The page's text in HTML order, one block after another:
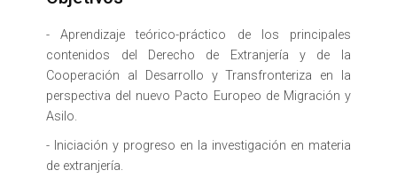
- Aprendizaje teórico-práctico de los principales
contenidos del Derecho de Extranjería y de la
Cooperación al Desarrollo y Transfronteriza en la
perspectiva del nuevo Pacto Europeo de Migración y
Asilo.
- Iniciación y progreso en la investigación en materia
de extranjería.